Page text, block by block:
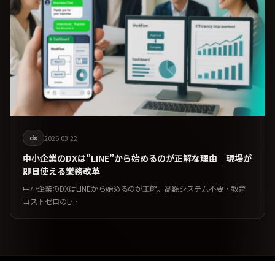
dx 2026.03.22
中小企業のDXは”LINE”から始めるのが正解な理由｜現場が
即日使える業務改革
中小企業のDXはLINEから始めるのが正解。高額システム不要・教育
コストゼロのL…